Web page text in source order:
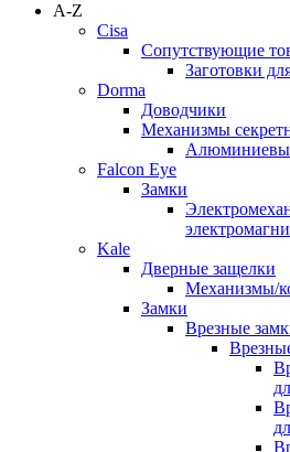
A-Z
Cisa
Сопутствующие
Заготовки
Dorma
Доводчики
Механизмы
Falcon Eye
Замки
Kale
Дверные защелки
Механизмы/
Замки
Врезные